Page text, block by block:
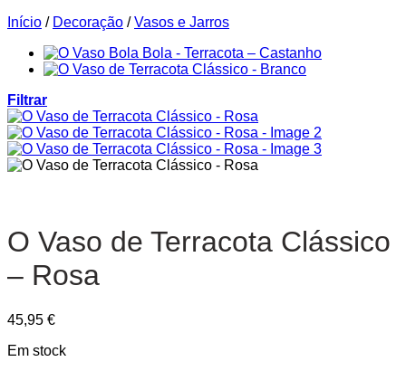
Início / Decoração / Vasos e Jarros
Filtrar
O Vaso de Terracota Clássico
– Rosa
45,95 €
Em stock